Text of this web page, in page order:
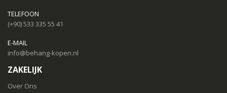
TELEFOON
(+90) 533 335 55 41
E-MAIL
info@behang-kopen.nl
ZAKELIJK
Over Ons